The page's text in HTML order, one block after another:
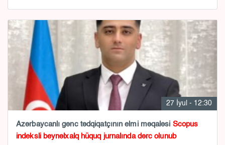
27 İyul - 12:30
Azərbaycanlı gənc tədqiqatçının elmi məqaləsi Scopus
indeksli beynəlxalq hüquq jurnalında dərc olunub